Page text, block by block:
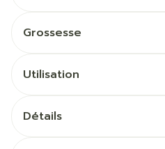
Grossesse
Utilisation
Détails